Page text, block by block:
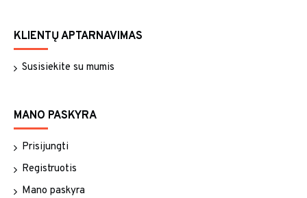
KLIENTŲ APTARNAVIMAS
Susisiekite su mumis
MANO PASKYRA
Prisijungti
Registruotis
Mano paskyra